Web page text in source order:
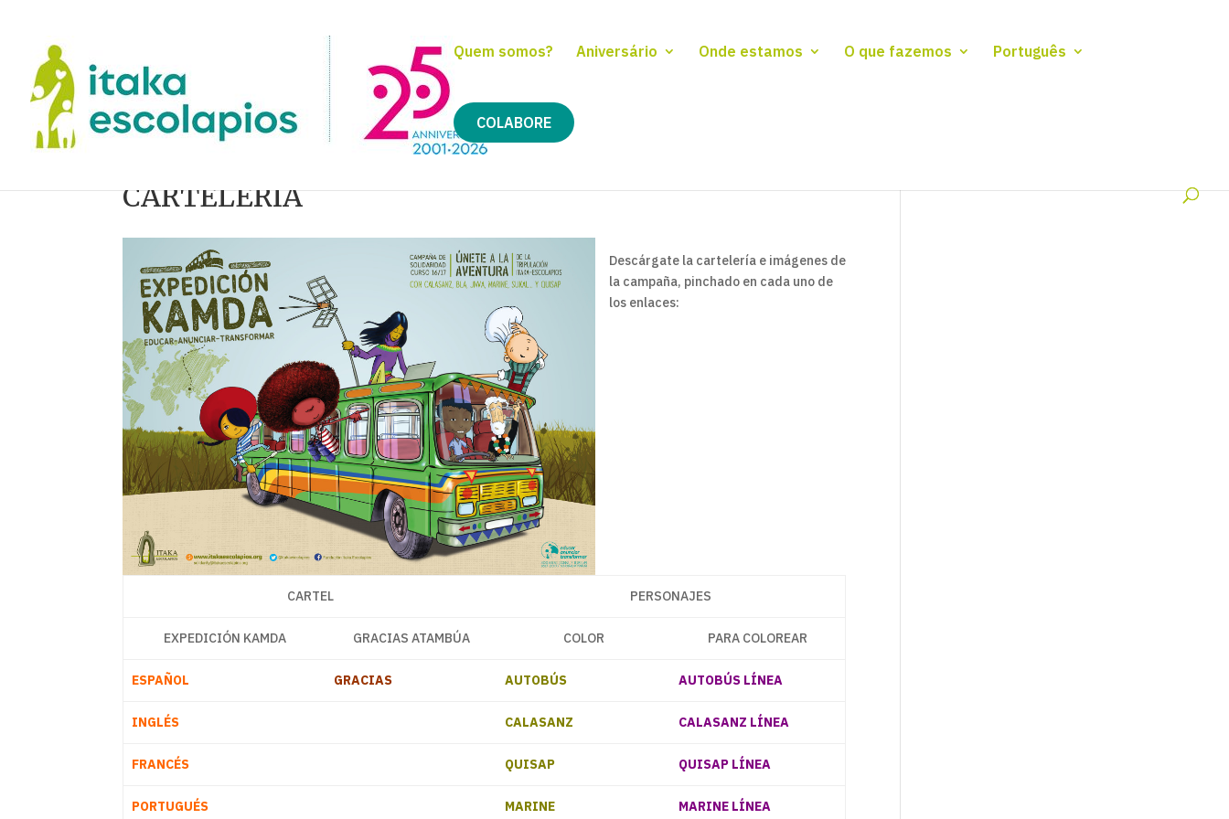
Quem somos? Aniversário Onde estamos O que fazemos Português
COLABORE
CARTELERÍA
Descárgate la cartelería e imágenes de
la campaña, pinchado en cada uno de
los enlaces:
CARTEL PERSONAJES
EXPEDICIÓN KAMDA GRACIAS ATAMBÚA COLOR PARA COLOREAR
ESPAÑOL GRACIAS AUTOBÚS AUTOBÚS LÍNEA
INGLÉS CALASANZ CALASANZ LÍNEA
FRANCÉS QUISAP QUISAP LÍNEA
PORTUGUÉS MARINE MARINE LÍNEA